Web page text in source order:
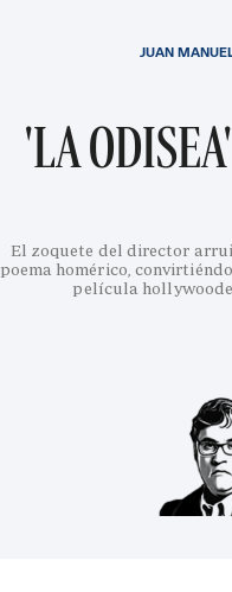
'LA
El zoquete del director
poema homérico,
película
JUAN